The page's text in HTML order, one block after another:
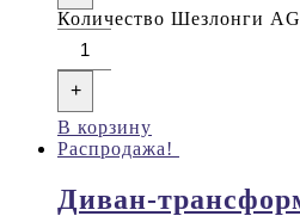
Количество Шезлонги
+
В корзину
Распродажа!
Диван-